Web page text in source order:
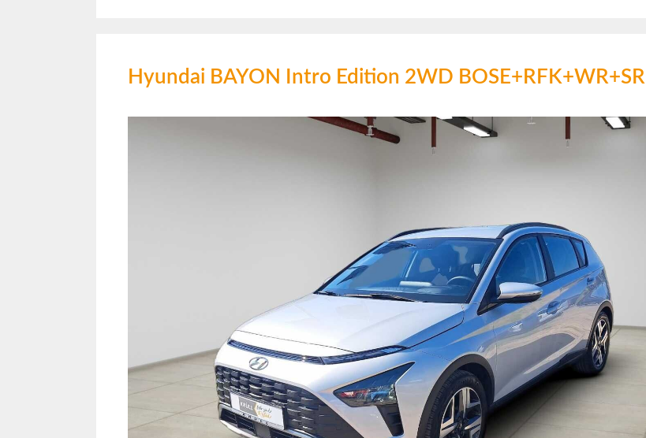
Hyundai BAYON Intro Edition 2WD BOSE+RFK+WR+SR